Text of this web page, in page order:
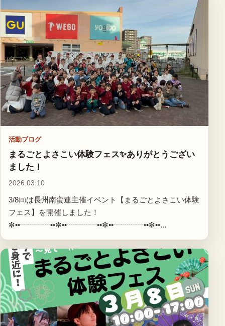
活動ブログ
まるごとよさこい体験フェス✨ありがとうござい
ました！
2026.03.10
3/8㈰は長州南蛮連主催イベント【まるごとよさこい体験
フェス】を開催しました！
✼••┈┈┈┈••✼••┈┈┈┈••✼••┈┈┈┈••✼••...